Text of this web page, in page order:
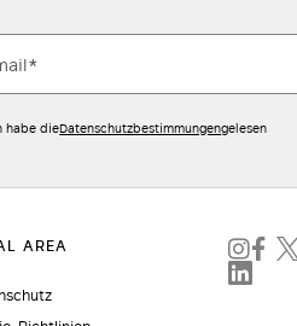
habe dieDatenschutzbestimmungengelesen